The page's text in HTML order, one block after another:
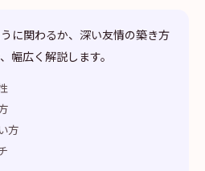
に関わるか、深い友情の築き方
幅広く解説します。
方